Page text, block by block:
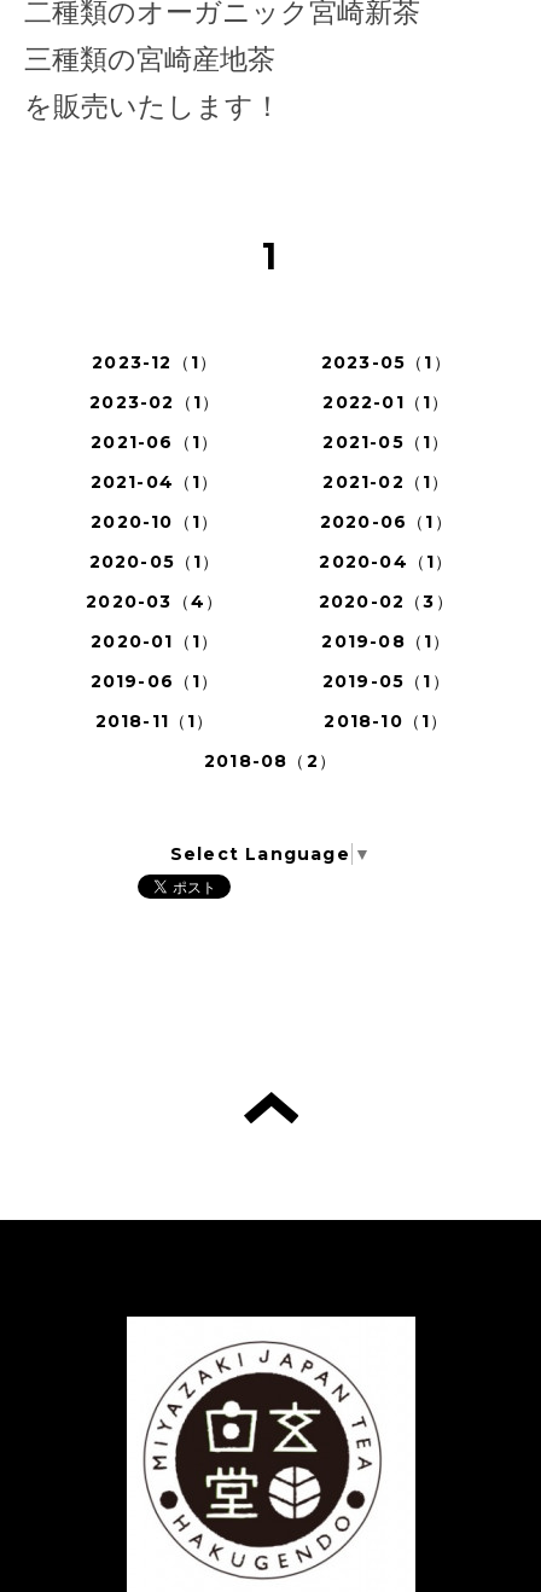
二種類のオーガニック宮崎新茶
三種類の宮崎産地茶
を販売いたします！
1
2023-12（1）
2023-05（1）
2023-02（1）
2022-01（1）
2021-06（1）
2021-05（1）
2021-04（1）
2021-02（1）
2020-10（1）
2020-06（1）
2020-05（1）
2020-04（1）
2020-03（4）
2020-02（3）
2020-01（1）
2019-08（1）
2019-06（1）
2019-05（1）
2018-11（1）
2018-10（1）
2018-08（2）
Select Language ▼